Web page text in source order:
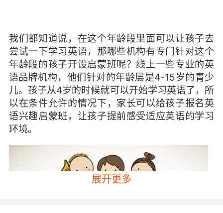
我们都知道说，在这个年龄段里面可以让孩子去
尝试一下学习英语，那哪些机构有专门针对这个
年龄段的孩子开设启蒙班呢？线上一些专业的英
语品牌机构，他们针对的年龄层是4-15岁的青少
儿。孩子从4岁的时候就可以开始学习英语了，所
以在条件允许的情况下，家长可以给孩子报名英
语兴趣启蒙班，让孩子提前感受适应英语的学习
环境。
展开更多